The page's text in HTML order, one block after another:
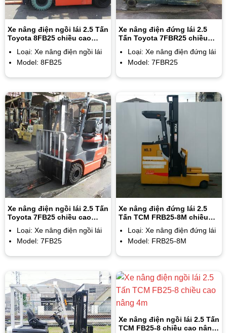
Xe nâng điện ngồi lái 2.5 Tấn
Toyota 8FB25 chiều cao
Loại: Xe nâng điện ngồi lái
Model: 8FB25
Xe nâng điện đứng lái 2.5
Tấn Toyota 7FBR25 chiều
Loại: Xe nâng điện đứng lái
Model: 7FBR25
Xe nâng điện ngồi lái 2.5 Tấn
Toyota 7FB25 chiều cao
Loại: Xe nâng điện ngồi lái
Model: 7FB25
Xe nâng điện đứng lái 2.5
Tấn TCM FRB25-8M chiều
Loại: Xe nâng điện đứng lái
Model: FRB25-8M
Xe nâng điện ngồi lái 2.5 Tấn
TCM FB25-8 chiều cao nâng